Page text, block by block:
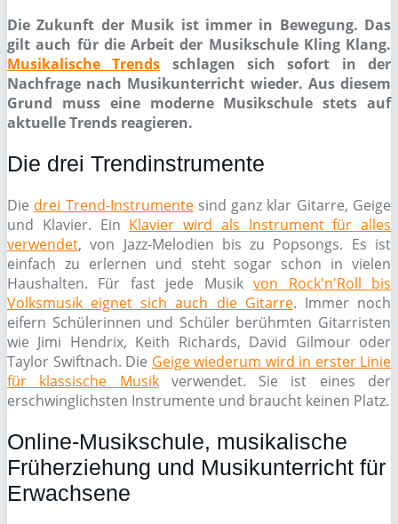
Die Zukunft der Musik ist immer in Bewegung. Das
gilt auch für die Arbeit der Musikschule Kling Klang.
Musikalische Trends schlagen sich sofort in der
Nachfrage nach Musikunterricht wieder. Aus diesem
Grund muss eine moderne Musikschule stets auf
aktuelle Trends reagieren.
Die drei Trendinstrumente
Die drei Trend-Instrumentesind ganz klar Gitarre, Geige
und Klavier. Ein Klavier wird als Instrument für alles
verwendet, von Jazz-Melodien bis zu Popsongs. Es ist
einfach zu erlernen und steht sogar schon in vielen
Haushalten. Für fast jede Musikvon Rock'n'Roll bis
Volksmusik eignet sich auch die Gitarre. Immer noch
eifern Schülerinnen und Schüler berühmten Gitarristen
wie Jimi Hendrix, Keith Richards, David Gilmour oder
Taylor Swiftnach. Die Geige wiederum wird in erster Linie
für klassische Musikverwendet. Sie ist eines der
erschwinglichsten Instrumente und braucht keinen Platz.
Online-Musikschule, musikalische
Früherziehung und Musikunterricht für
Erwachsene